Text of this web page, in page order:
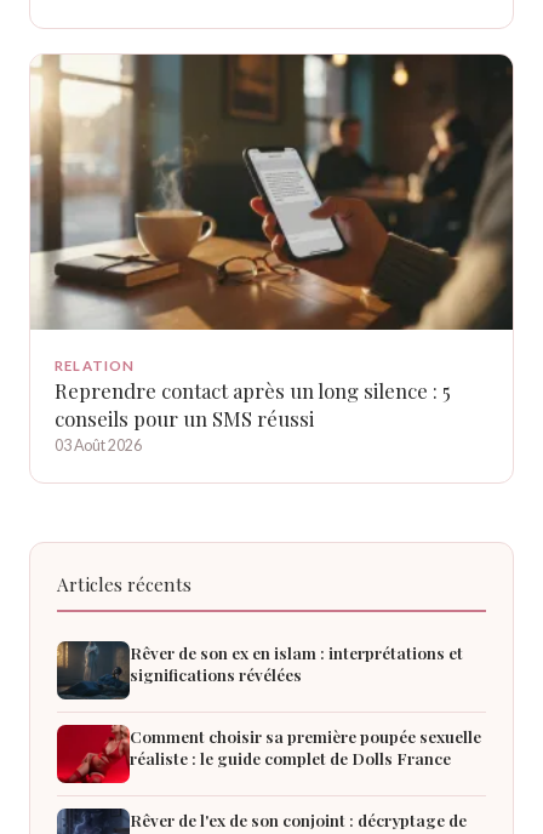
RELATION
Reprendre contact après un long silence : 5
conseils pour un SMS réussi
03 Août 2026
Articles récents
Rêver de son ex en islam : interprétations et
significations révélées
Comment choisir sa première poupée sexuelle
réaliste : le guide complet de Dolls France
Rêver de l'ex de son conjoint : décryptage de